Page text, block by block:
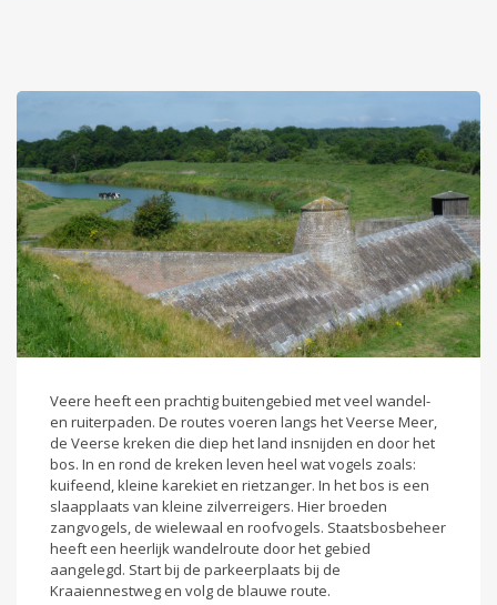
Veere heeft een prachtig buitengebied met veel wandel-
en ruiterpaden. De routes voeren langs het Veerse Meer,
de Veerse kreken die diep het land insnijden en door het
bos. In en rond de kreken leven heel wat vogels zoals:
kuifeend, kleine karekiet en rietzanger. In het bos is een
slaapplaats van kleine zilverreigers. Hier broeden
zangvogels, de wielewaal en roofvogels. Staatsbosbeheer
heeft een heerlijk wandelroute door het gebied
aangelegd. Start bij de parkeerplaats bij de
Kraaiennestweg en volg de blauwe route.